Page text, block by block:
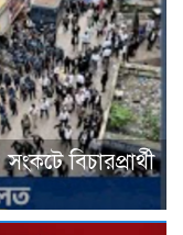
বিচারপ্রার্থী